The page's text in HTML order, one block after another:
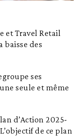
et Travel Retail
baisse des
ses
seule et même
d’Action 2025-
de ce plan